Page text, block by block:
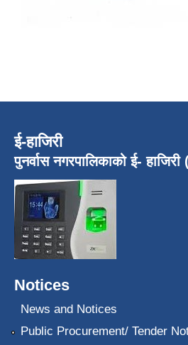
ई-हाजिरी
पुनर्वास नगरपालिकाको ई-
Notices
News and Notices
Public Procurement/ Tender